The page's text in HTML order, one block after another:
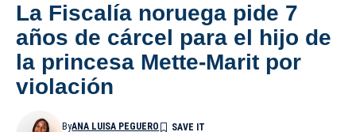
La Fiscalía noruega pide 7
años de cárcel para el hijo de
la princesa Mette-Marit por
violación
ByANA LUISA PEGUERO